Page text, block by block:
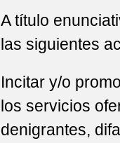
A título
las siguientes
Incitar y/o
los servicios
denigrantes,